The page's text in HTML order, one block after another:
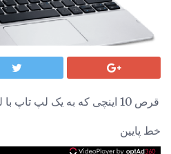
قرص 10 اینچی که به یک لپ تاپ با لپ تاپ کیبورد تبدیل می شود
خط پایین